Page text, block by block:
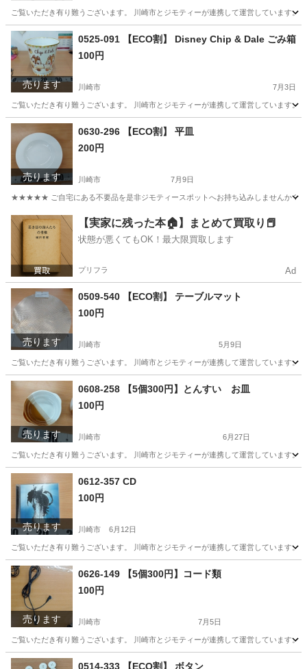
ご覧いただき有り難うございます。 川崎市とジモティーが連携して運営していま
神奈川 川崎市 リユース
売ります
0525-091 【ECO割】 Disney Chip & Dale ごみ箱
100円
川崎市 7月3日
ご覧いただき有り難うございます。 川崎市とジモティーが連携して運営していま
神奈川 川崎市 インテリア雑貨/小物 リユース
売ります
0630-296 【ECO割】 平皿
200円
川崎市 7月9日
★★★★★ ご自宅にある不要品を是非ジモティースポットへお持ち込みしませんか？
神奈川 川崎市 食器 現地
【実家に残った本🏠】まとめて買取り📕
状態が悪くてもOK！最大限買取します
プリフラ Ad
売ります
0509-540 【ECO割】 テーブルマット
100円
川崎市 5月9日
ご覧いただき有り難うございます。 川崎市とジモティーが連携して運営していま
神奈川 川崎市 リユース
売ります
0608-258 【5個300円】とんすい お皿
100円
川崎市 6月27日
ご覧いただき有り難うございます。 川崎市とジモティーが連携して運営していま
神奈川 川崎市
売ります
0612-357 CD
100円
川崎市 6月12日
ご覧いただき有り難うございます。 川崎市とジモティーが連携して運営していま
神奈川 川崎市 リユース
売ります
0626-149 【5個300円】コード類
100円
川崎市 7月5日
ご覧いただき有り難うございます。 川崎市とジモティーが連携して運営していま
神奈川 川崎市 リユース
0514-333 【ECO割】 ボタン